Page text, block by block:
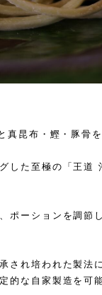
真昆布・鰹・豚骨
した至極の「王道
ポーションを調節
され培われた製法
的な自家製造を可